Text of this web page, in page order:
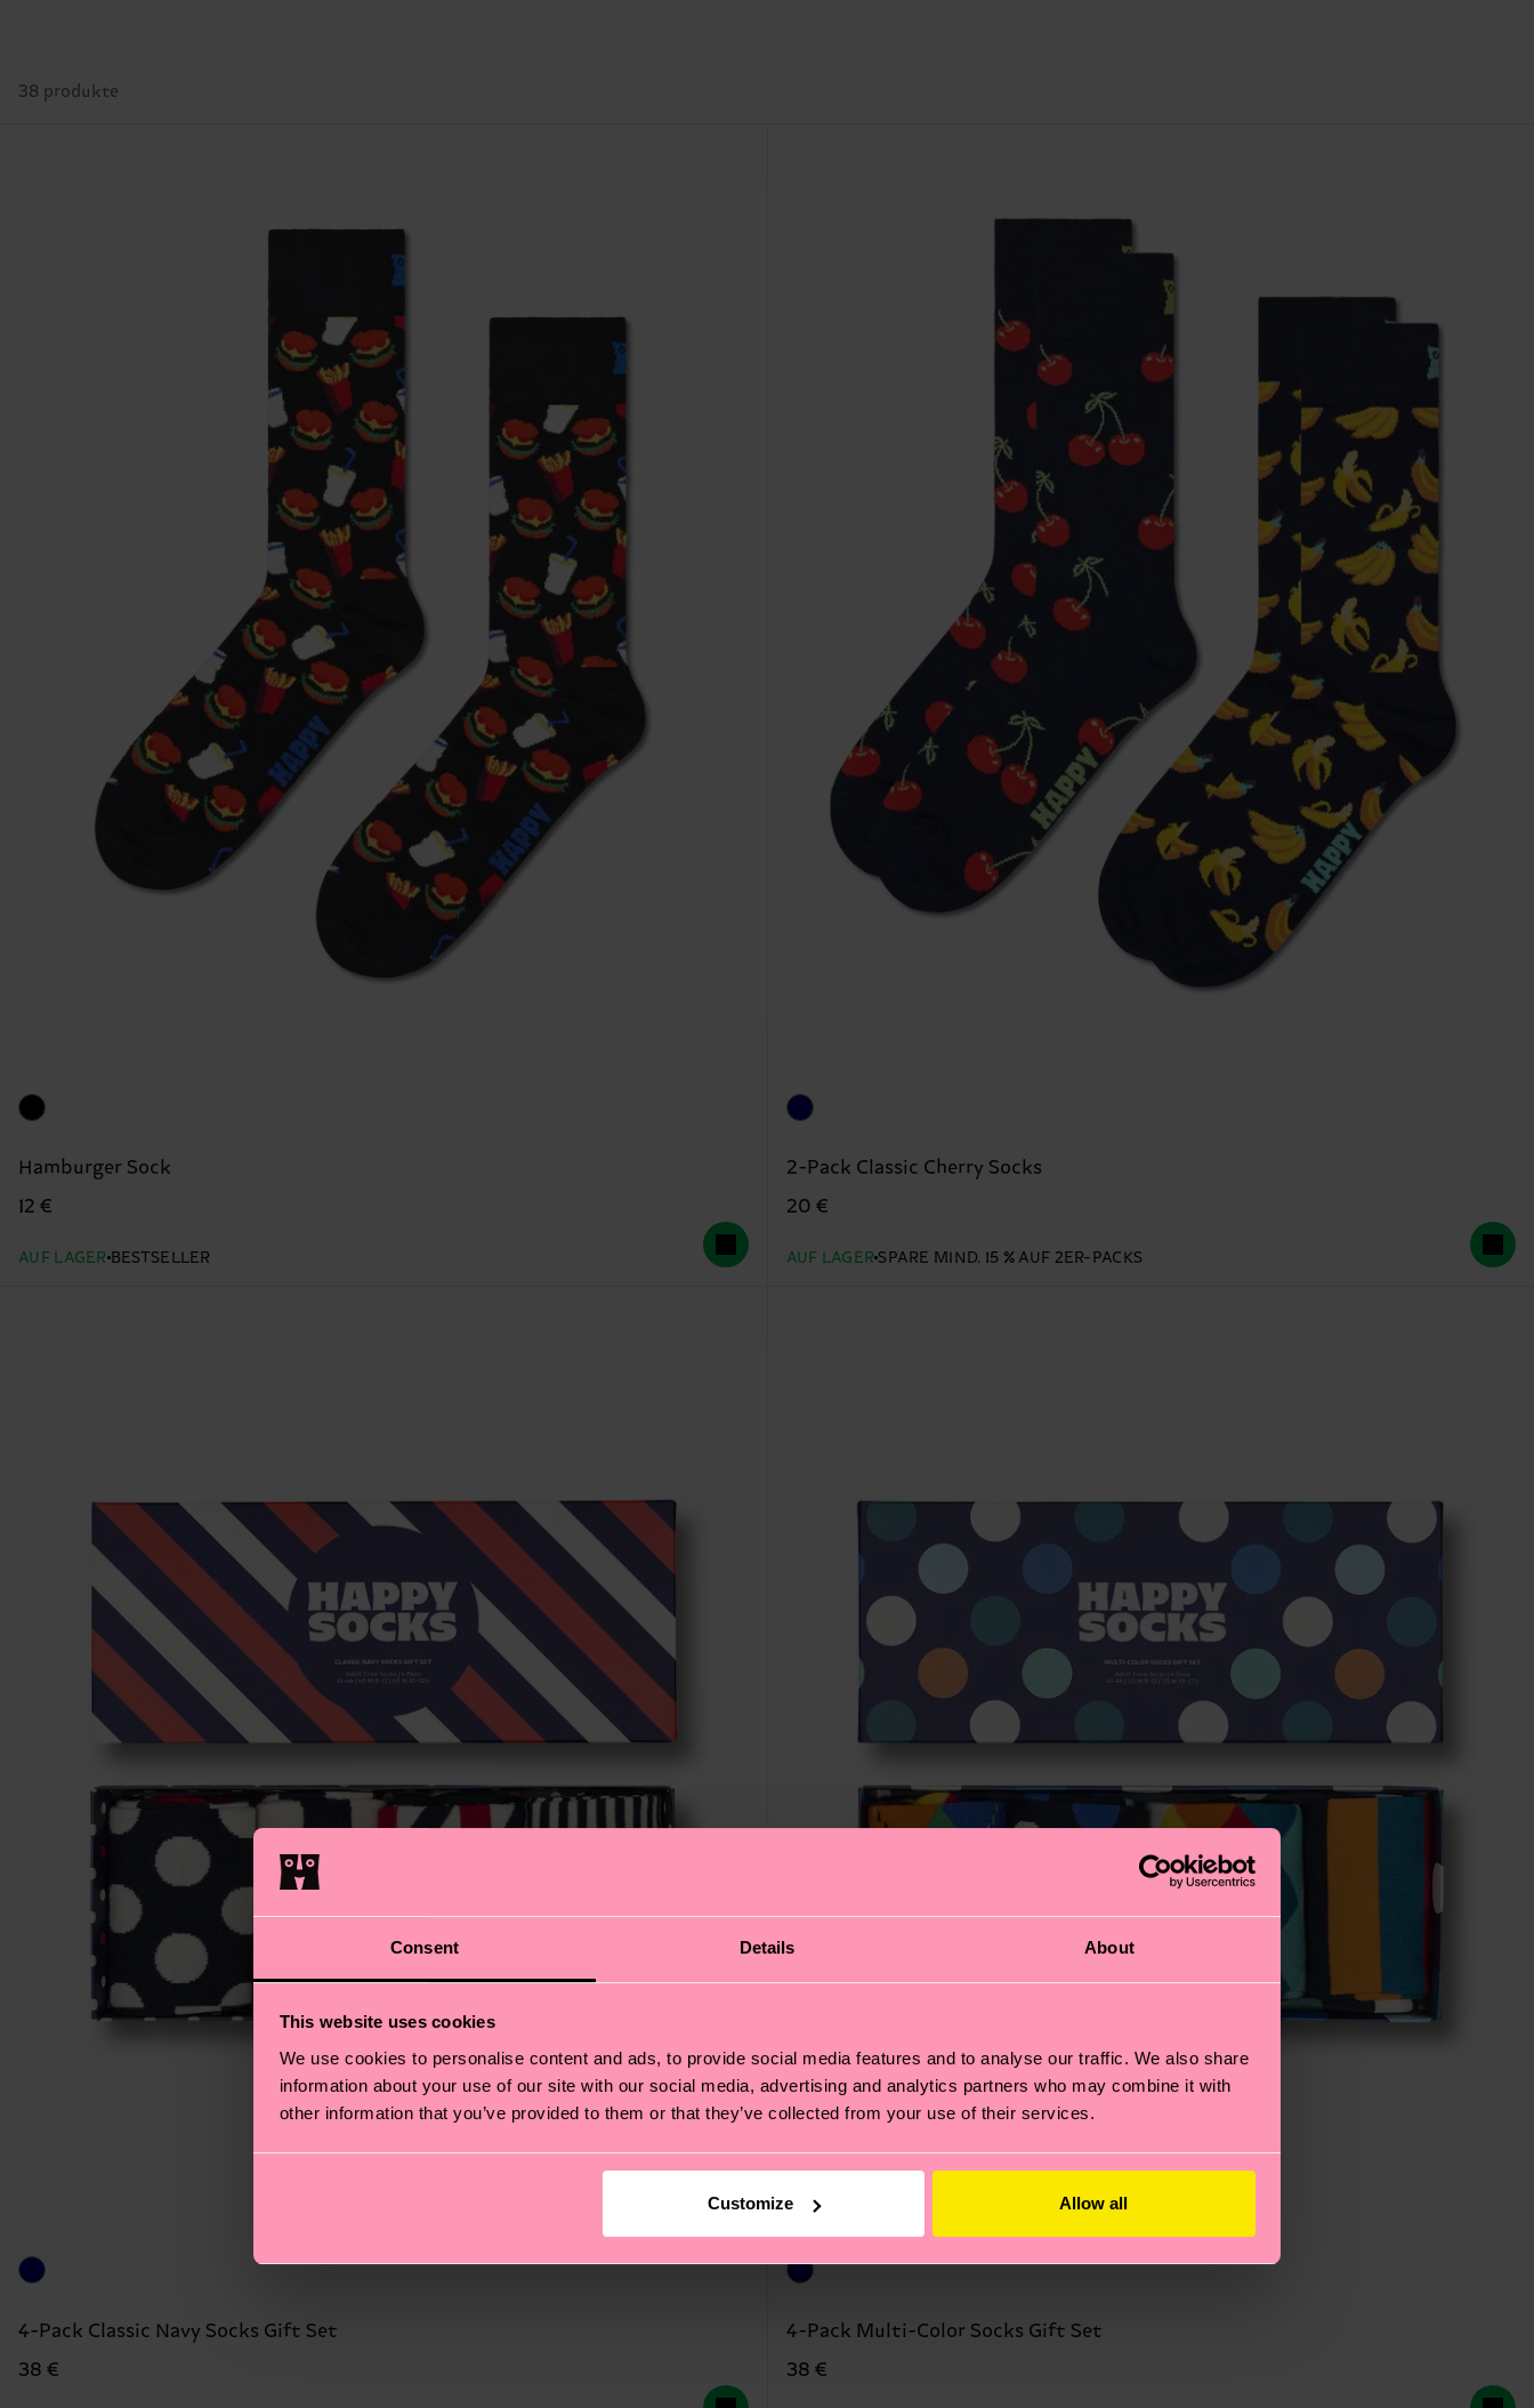
Consent Details About
This website uses cookies
We use cookies to personalise content and ads, to provide social media features and to analyse our traffic. We also share
information about your use of our site with our social media, advertising and analytics partners who may combine it with
other information that you’ve provided to them or that they’ve collected from your use of their services.
Customize Allow all
38 produkte
Hamburger Sock
12 €
AUF LAGER BESTSELLER
2-Pack Classic Cherry Socks
20 €
AUF LAGER SPARE MIND. 15 % AUF 2ER-PACKS
4-Pack Classic Navy Socks Gift Set
38 €
4-Pack Multi-Color Socks Gift Set
38 €